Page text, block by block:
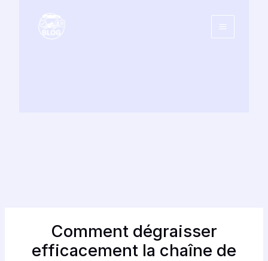
Comment dégraisser
efficacement la chaîne de